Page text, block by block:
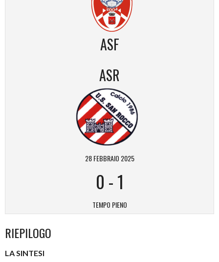
ASF
ASR
28 FEBBRAIO 2025
0 -1
TEMPO PIENO
RIEPILOGO
LA SINTESI